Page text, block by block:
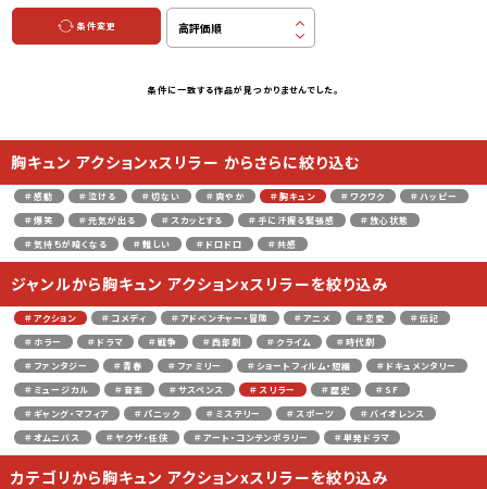
条件変更
条件に一致する作品が見つかりませんでした。
胸キュン アクションxスリラー からさらに絞り込む
＃感動 ＃泣ける ＃切ない ＃爽やか ＃胸キュン ＃ワクワク
＃ハッピー
＃爆笑
＃元気が出る ＃スカッとする ＃手に汗握る緊張感
＃放心状態
＃気持ちが暗くなる
＃難しい ＃ドロドロ ＃共感
ジャンルから胸キュン アクションxスリラーを絞り込み
＃アクション ＃コメディ ＃アドベンチャー・冒険 ＃アニメ ＃恋愛
＃伝記
＃ホラー
＃ドラマ ＃戦争 ＃西部劇 ＃クライム
＃時代劇
＃ファンタジー
＃青春 ＃ファミリー ＃ショートフィルム・短編
＃ドキュメンタリー
＃ミュージカル
＃音楽 ＃サスペンス ＃スリラー ＃歴史
＃SF
＃ギャング・マフィア
＃パニック ＃ミステリー ＃スポーツ
＃バイオレンス
＃オムニバス
＃ヤクザ・任侠 ＃アート・コンテンポラリー ＃単発ドラマ
カテゴリから胸キュン アクションxスリラーを絞り込み